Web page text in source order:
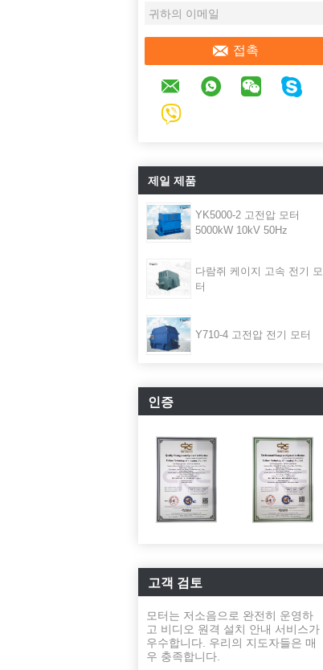
접촉
제일 제품
YK5000-2 고전압 모터
5000kW 10kV 50Hz
다람쥐 케이지 고속 전기 모
터
Y710-4 고전압 전기 모터
인증
고객 검토
모터는 저소음으로 완전히 운영하
고 비디오 원격 설치 안내 서비스가
우수합니다. 우리의 지도자들은 매
우 충족합니다.